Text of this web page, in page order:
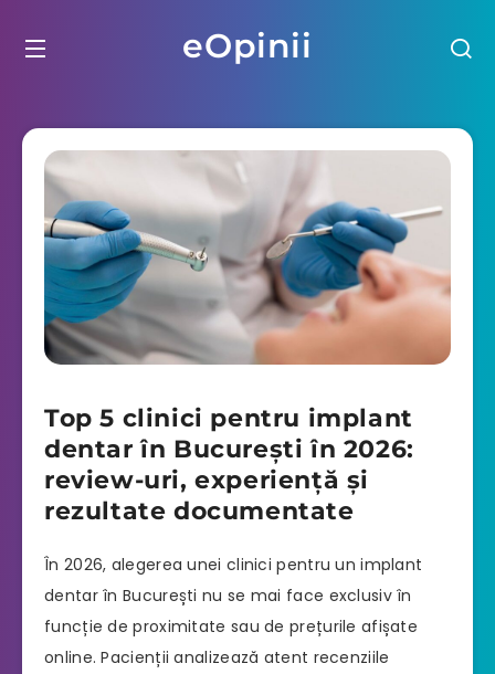
eOpinii
Top 5 clinici pentru implant
dentar în București în 2026:
review-uri, experiență și
rezultate documentate
În 2026, alegerea unei clinici pentru un implant
dentar în București nu se mai face exclusiv în
funcție de proximitate sau de prețurile afișate
online. Pacienții analizează atent recenziile